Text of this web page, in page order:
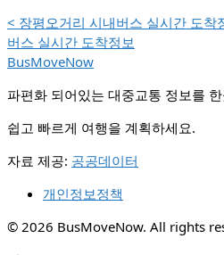
< 장평오거리 시내버스 실시간 도착
버스 실시간 도착정보
BusMoveNow
파편화 되어있는 대중교통 정보를
쉽고 빠르게 여행을 계획하세요.
자료 제공: 공공데이터
개인정보정책
© 2026 BusMoveNow. All rights